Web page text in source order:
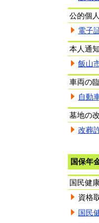
公的個
電子
本人通
飯山
車両の
自動
墓地の
改葬
国保年
国民健
資格
国民